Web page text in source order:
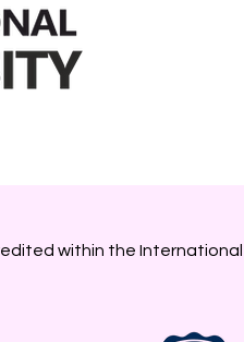
within the International